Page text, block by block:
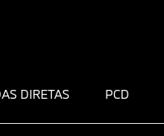
DIRETAS PCD